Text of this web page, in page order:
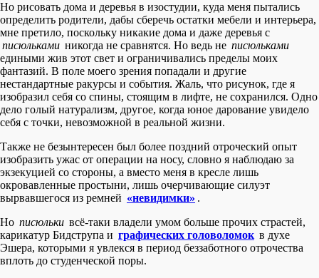
Но рисовать дома и деревья в изостудии, куда меня пытались
определить родители, дабы сберечь остатки мебели и интерьера,
мне претило, поскольку никакие дома и даже деревья с
писюльками никогда не сравнятся. Но ведь не писюльками
едиными жив этот свет и ограничивались пределы моих
фантазий. В поле моего зрения попадали и другие
нестандартные ракурсы и события. Жаль, что рисунок, где я
изобразил себя со спины, стоящим в лифте, не сохранился. Одно
дело голый натурализм, другое, когда юное дарование увидело
себя с точки, невозможной в реальной жизни.
Также не безынтересен был более поздний отроческий опыт
изобразить ужас от операции на носу, словно я наблюдаю за
экзекуцией со стороны, а вместо меня в кресле лишь
окровавленные простыни, лишь очерчивающие силуэт
вырвавшегося из ремней «невидимки» .
Но писюльки всё-таки владели умом больше прочих страстей,
карикатур Бидструпа и графических головоломок в духе
Эшера, которыми я увлекся в период беззаботного отрочества
вплоть до студенческой поры.